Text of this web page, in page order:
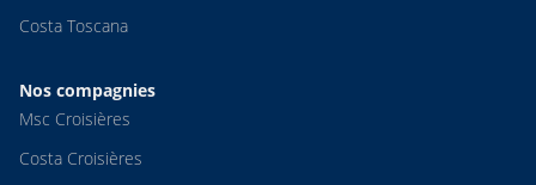
Costa Toscana
Nos compagnies
Msc Croisières
Costa Croisières